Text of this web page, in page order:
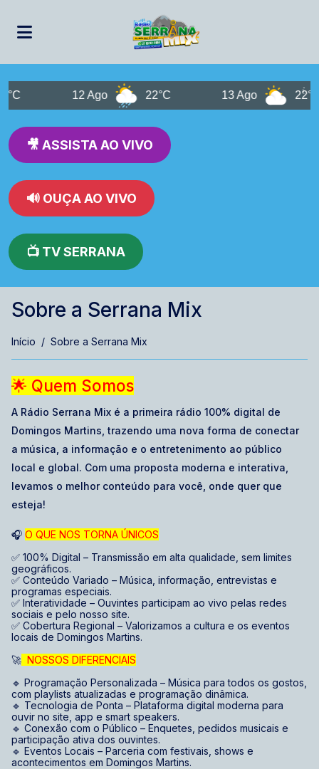
12 Ago 22°C 13 Ago 22°C
🎥 ASSISTA AO VIVO
🔊 OUÇA AO VIVO
📺 TV SERRANA
Sobre a Serrana Mix
Início Sobre a Serrana Mix
🌟 Quem Somos
A Rádio Serrana Mix é a primeira rádio 100% digital de
Domingos Martins, trazendo uma nova forma de conectar
a música, a informação e o entretenimento ao público
local e global. Com uma proposta moderna e interativa,
levamos o melhor conteúdo para você, onde quer que
esteja!
🎧 O QUE NOS TORNA ÚNICOS
✅ 100% Digital – Transmissão em alta qualidade, sem limites
geográficos.
✅ Conteúdo Variado – Música, informação, entrevistas e
programas especiais.
✅ Interatividade – Ouvintes participam ao vivo pelas redes
sociais e pelo nosso site.
✅ Cobertura Regional – Valorizamos a cultura e os eventos
locais de Domingos Martins.
🚀 NOSSOS DIFERENCIAIS
🔹 Programação Personalizada – Música para todos os gostos,
com playlists atualizadas e programação dinâmica.
🔹 Tecnologia de Ponta – Plataforma digital moderna para
ouvir no site, app e smart speakers.
🔹 Conexão com o Público – Enquetes, pedidos musicais e
participação ativa dos ouvintes.
🔹 Eventos Locais – Parceria com festivais, shows e
acontecimentos em Domingos Martins.